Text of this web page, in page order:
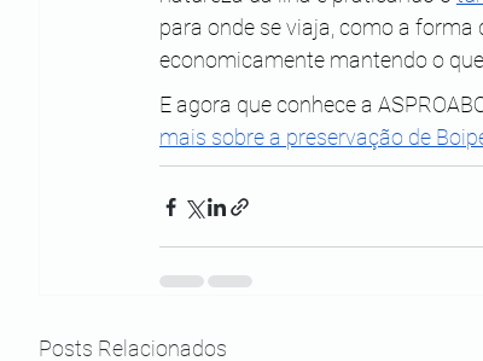
para onde se viaja, como a forma
economicamente mantendo o
E agora que conhece a
mais sobre a preservação de
Posts Relacionados